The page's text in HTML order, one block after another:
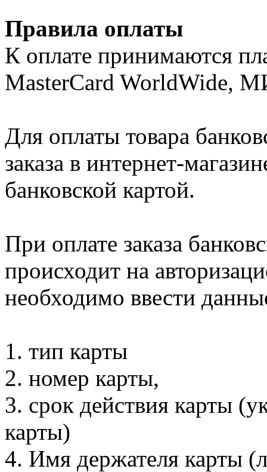
Правила оплаты
К оплате принимаются
MasterCard WorldWide,
Для оплаты товара
заказа в интернет-
банковской картой.
При оплате заказа
происходит на
необходимо ввести
1. тип карты
2. номер карты,
3. срок действия карты
карты)
4. Имя держателя карты